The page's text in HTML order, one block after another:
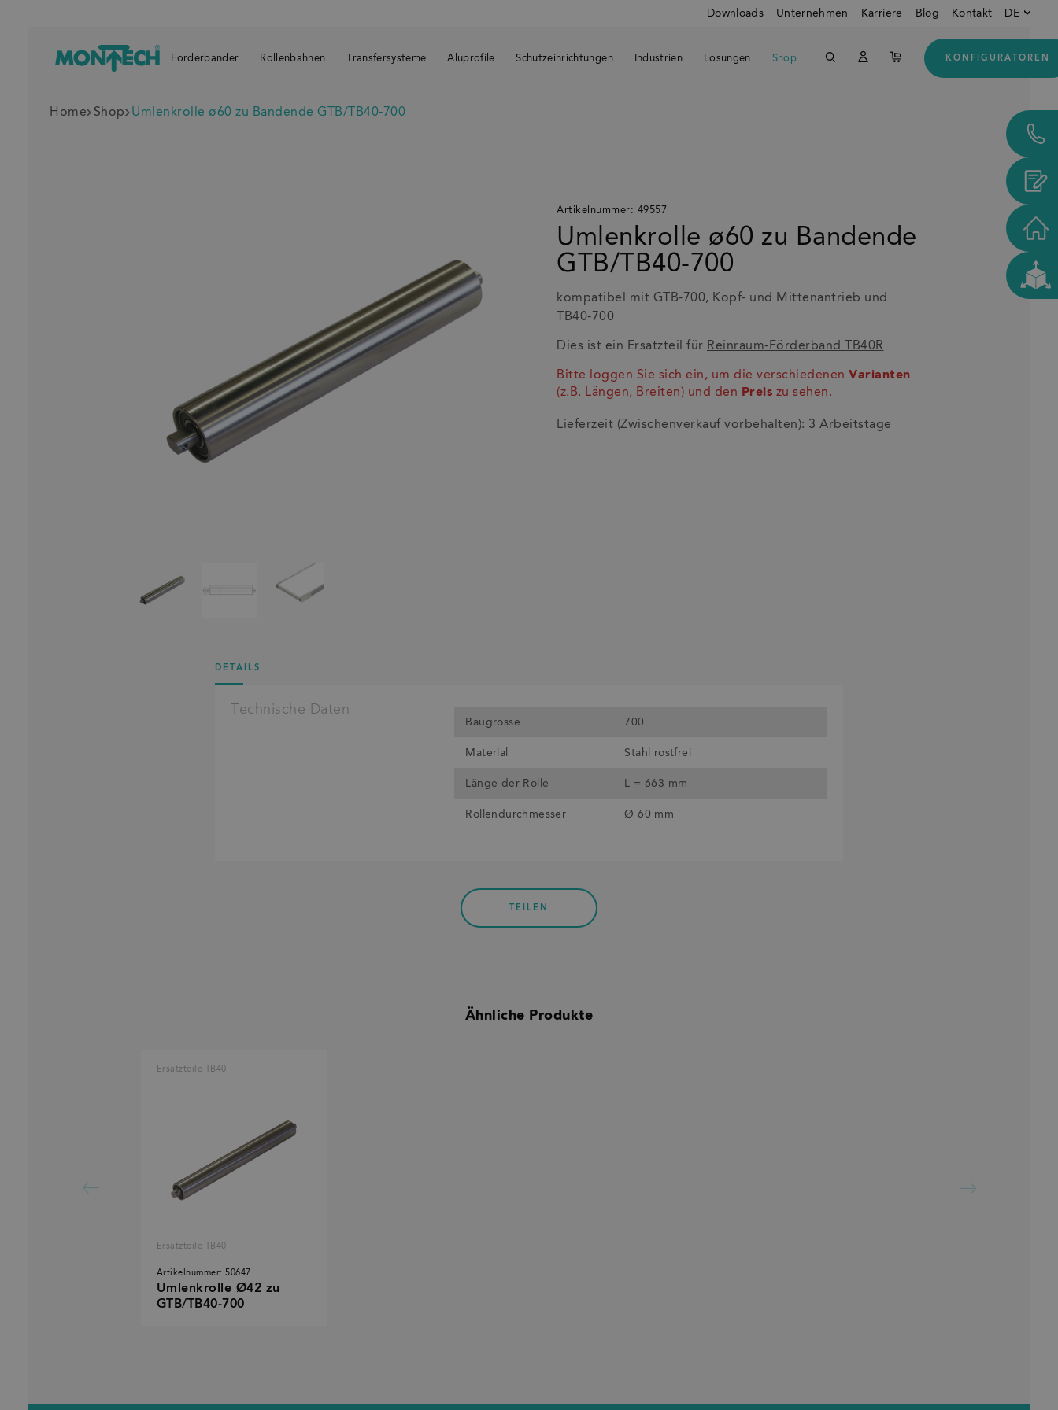
Downloads Unternehmen Karriere Blog Kontakt DE
Förderbänder Rollenbahnen Transfersysteme Aluprofile Schutzeinrichtungen Industrien Lösungen Shop KONFIGURATOREN
Downloads
Home Shop Umlenkrolle ø60 zu Bandende GTB/TB40-700
Artikelnummer: 49557
Umlenkrolle ø60 zu Bandende
GTB/TB40-700
kompatibel mit GTB-700, Kopf- und Mittenantrieb und
TB40-700
Dies ist ein Ersatzteil für Reinraum-Förderband TB40R
Bitte loggen Sie sich ein, um die verschiedenen Varianten
(z.B. Längen, Breiten) und den Preis zu sehen.
Lieferzeit (Zwischenverkauf vorbehalten): 3 Arbeitstage
DETAILS
Technische Daten
Baugrösse 700
Material Stahl rostfrei
Länge der Rolle L = 663 mm
Rollendurchmesser Ø 60 mm
TEILEN
Ähnliche Produkte
Ersatzteile TB40
Ersatzteile TB40
Artikelnummer: 50647
Umlenkrolle Ø42 zu
GTB/TB40-700